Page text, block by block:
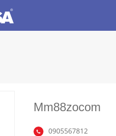
Mm88zocom
0905567812